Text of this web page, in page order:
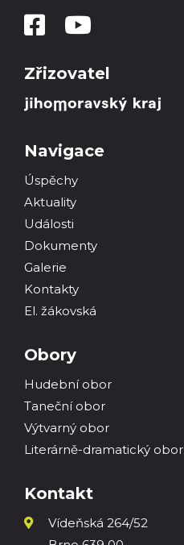
Zřizovatel
Navigace
Úspěchy
Aktuality
Události
Dokumenty
Galerie
Kontakty
El. žákovská
Obory
Hudební obor
Taneční obor
Výtvarný obor
Literárně-dramatický obor
Kontakt
Vídeňská 264/52